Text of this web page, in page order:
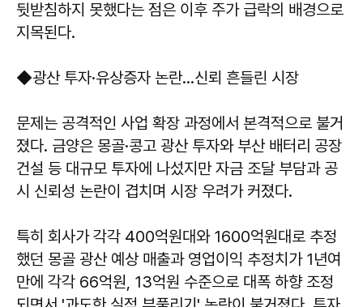
뒷받침하지 못했다는 점은 이후 주가 급락의 배경으로
지목된다.
◆광산 투자·유상증자 논란…신뢰 흔들린 시장
문제는 공격적인 사업 확장 과정에서 본격적으로 불거
졌다. 금양은 몽골·콩고 광산 투자와 부산 배터리 공장
건설 등 대규모 투자에 나섰지만 자금 조달 부담과 공
시 신뢰성 논란이 겹치며 시장 우려가 커졌다.
특히 회사가 각각 400억원대와 1600억원대로 추정
했던 몽골 광산 예상 매출과 영업이익 추정치가 1년여
만에 각각 66억원, 13억원 수준으로 대폭 하향 조정